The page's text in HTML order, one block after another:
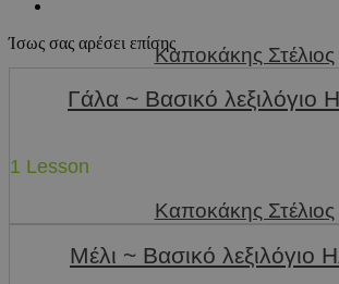
Ίσως σας αρέσει επίσης
Καποκάκης Στέλιος
Γάλα ~ Βασικό λεξιλόγιο
1 Lesson
Καποκάκης Στέλιος
Μέλι ~ Βασικό λεξιλόγιο